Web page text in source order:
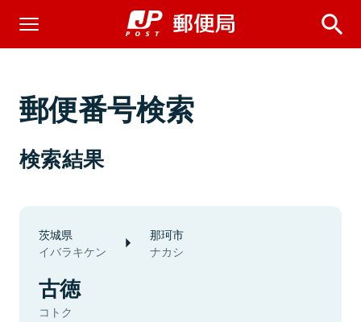
郵便番号検索
検索結果
茨城県
イバラキケン
那珂市
ナカシ
古徳
コトク